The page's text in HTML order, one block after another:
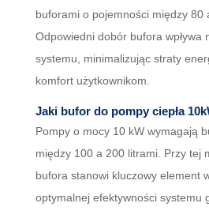
buforami o pojemności między 80
Odpowiedni dobór bufora wpływa
systemu, minimalizując straty
komfort użytkownikom.
Jaki bufor do pompy ciepła
Pompy o mocy 10 kW wymagają
między 100 a 200 litrami. Przy tej
bufora stanowi kluczowy element
optymalnej efektywności systemu